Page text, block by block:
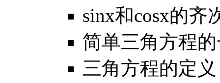
sinx和cosx的齐
简单三角方程
三角方程的定